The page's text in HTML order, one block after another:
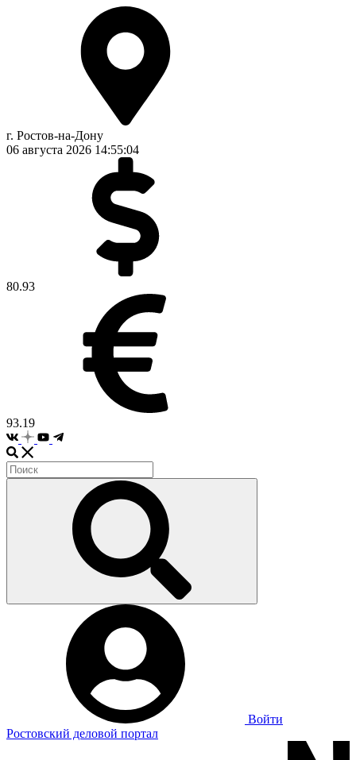
г. Ростов-на-Дону
06 августа 2026 14:55:05
80.93
93.19
Войти
Ростовский деловой портал